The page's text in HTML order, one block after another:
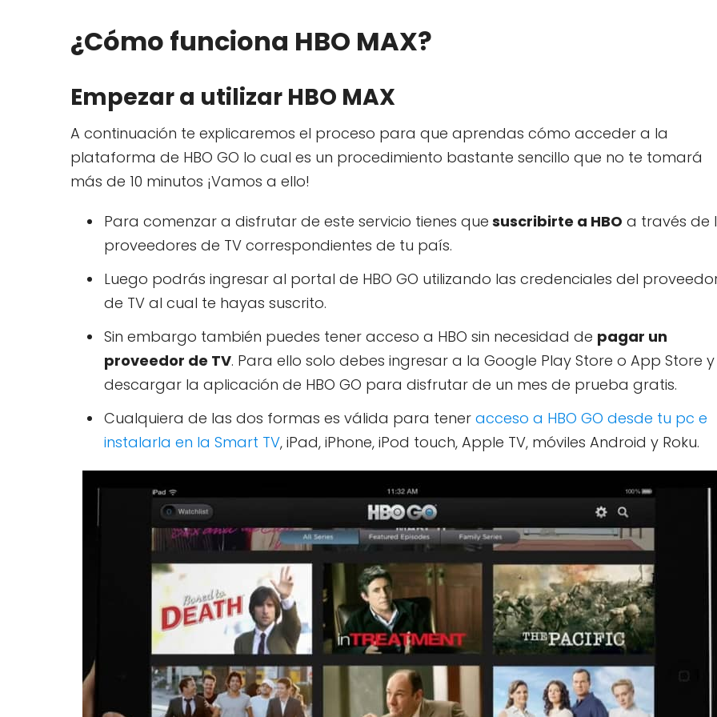
¿Cómo funciona HBO MAX?
Empezar a utilizar HBO MAX
A continuación te explicaremos el proceso para que aprendas cómo acceder a la
plataforma de HBO GO lo cual es un procedimiento bastante sencillo que no te tomará
más de 10 minutos ¡Vamos a ello!
Para comenzar a disfrutar de este servicio tienes que suscribirte a HBO a través de
proveedores de TV correspondientes de tu país.
Luego podrás ingresar al portal de HBO GO utilizando las credenciales del
de TV al cual te hayas suscrito.
Sin embargo también puedes tener acceso a HBO sin necesidad de pagar un
proveedor de TV. Para ello solo debes ingresar a la Google Play Store o App Store y
descargar la aplicación de HBO GO para disfrutar de un mes de prueba gratis.
Cualquiera de las dos formas es válida para tener acceso a HBO GO desde tu pc e
instalarla en la Smart TV, iPad, iPhone, iPod touch, Apple TV, móviles Android y Roku.